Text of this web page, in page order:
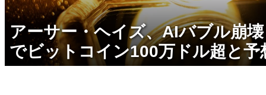
アーサー・ヘイズ、AIバブル崩
でビットコイン100万ドル超と予